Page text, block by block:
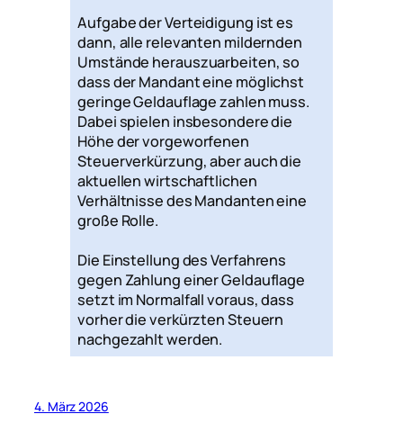
Aufgabe der Verteidigung ist es
dann, alle relevanten mildernden
Umstände herauszuarbeiten, so
dass der Mandant eine möglichst
geringe Geldauflage zahlen muss.
Dabei spielen insbesondere die
Höhe der vorgeworfenen
Steuerverkürzung, aber auch die
aktuellen wirtschaftlichen
Verhältnisse des Mandanten eine
große Rolle.
Die Einstellung des Verfahrens
gegen Zahlung einer Geldauflage
setzt im Normalfall voraus, dass
vorher die verkürzten Steuern
nachgezahlt werden.
4. März 2026